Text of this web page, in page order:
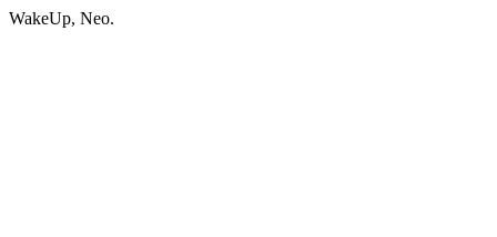
WakeUp, Neo.